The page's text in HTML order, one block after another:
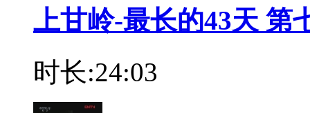
上甘岭-最长的43天 第
时长:24:03